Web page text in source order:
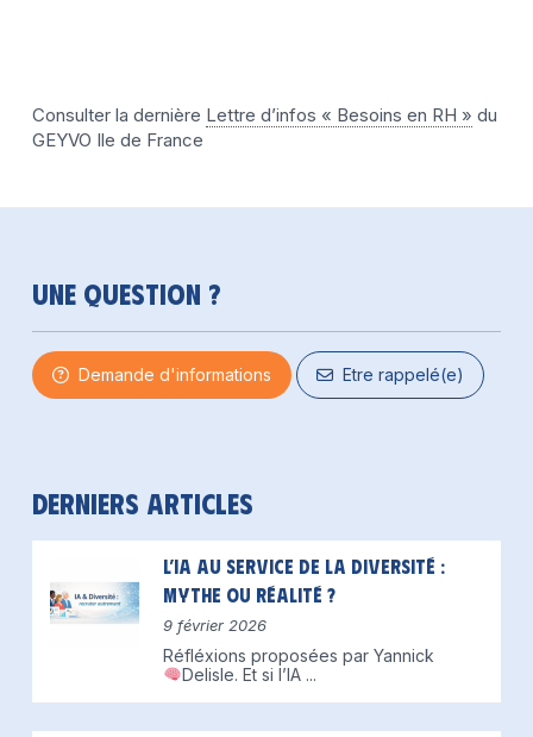
Consulter la dernière Lettre d’infos « Besoins en RH » du
GEYVO Ile de France
Une question ?
Demande d'informations Etre rappelé(e)
Derniers articles
L’IA au service de la diversité :
mythe ou réalité ?
9 février 2026
Réfléxions proposées par Yannick
Delisle. Et si l’IA ...